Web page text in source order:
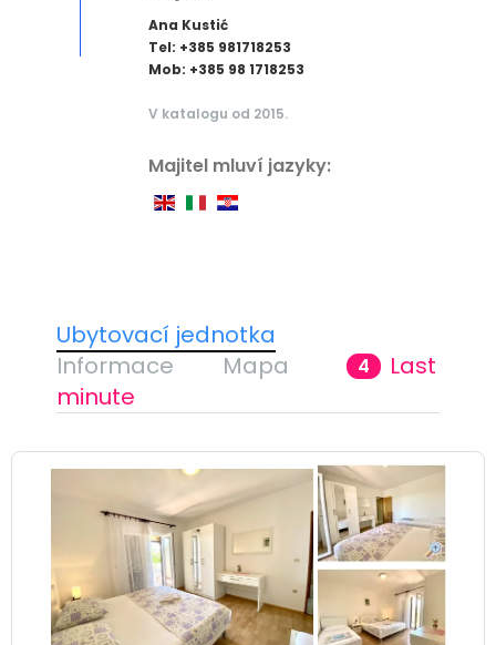
Ana Kustić
Tel: +385 981718253
Mob: +385 98 1718253
V katalogu od 2015.
Majitel mluví jazyky:
Ubytovací jednotka
Informace
Mapa 4
Last
minute